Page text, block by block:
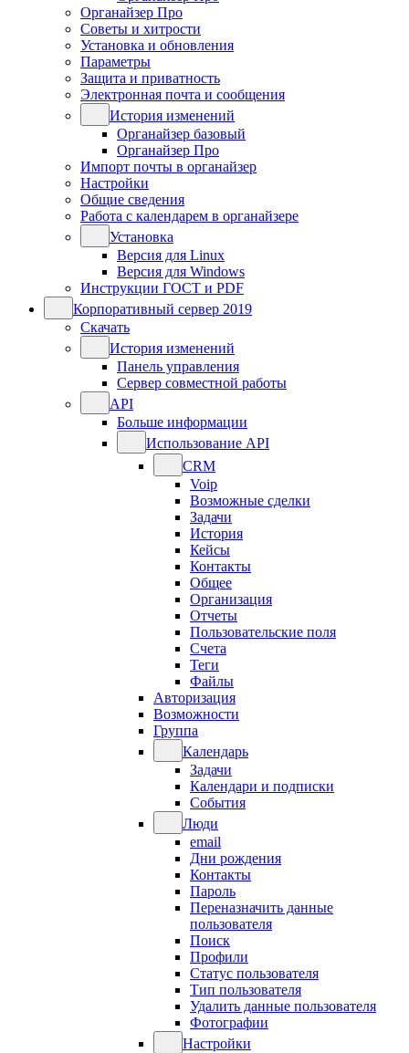
Органайзер Про
Советы и хитрости
Установка и обновления
Параметры
Защита и приватность
Электронная почта и сообщения
История изменений
Органайзер базовый
Органайзер Про
Импорт почты в органайзер
Настройки
Общие сведения
Работа с календарем в органайзере
Установка
Версия для Linux
Версия для Windows
Инструкции ГОСТ и PDF
Корпоративный сервер 2019
Скачать
История изменений
Панель управления
Сервер совместной работы
API
Больше информации
Использование API
CRM
Voip
Возможные сделки
Задачи
История
Кейсы
Контакты
Общее
Организация
Отчеты
Пользовательские поля
Счета
Теги
Файлы
Авторизация
Возможности
Группа
Календарь
Задачи
Календари и подписки
События
Люди
email
Дни рождения
Контакты
Пароль
Переназначить данные
пользователя
Поиск
Профили
Статус пользователя
Тип пользователя
Удалить данные пользователя
Фотографии
Настройки